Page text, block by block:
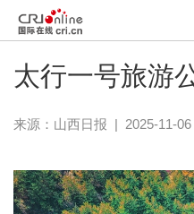
太行一号旅游
来源： 山西日报 | 2025-11-